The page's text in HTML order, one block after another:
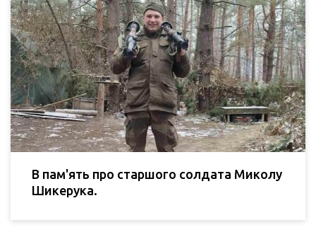
В пам'ять про старшого солдата Миколу
Шикерука.